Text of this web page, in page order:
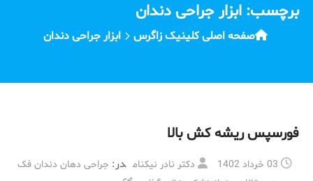
برچسب: ابزار جراحی دندان
صفحه اصلی کلینیک زاگرس ابزار جراحی دندان
فورسپس ریشه کش بالا
03 خرداد 1402 دکتر نادر نیکنام در: جراحی دهان دندان فک